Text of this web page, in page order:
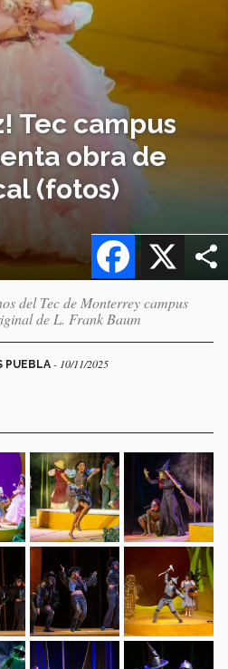
Tec campus
obra de
(fotos)
X
Facebook
del Tec de Monterrey campus
de L. Frank Baum
PUEBLA - 10/11/2025